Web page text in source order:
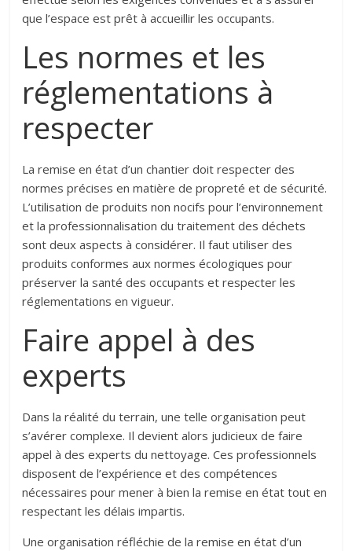
que l’espace est prêt à accueillir les occupants.
Les normes et les
réglementations à
respecter
La remise en état d’un chantier doit respecter des
normes précises en matière de propreté et de sécurité.
L’utilisation de produits non nocifs pour l’environnement
et la professionnalisation du traitement des déchets
sont deux aspects à considérer. Il faut utiliser des
produits conformes aux normes écologiques pour
préserver la santé des occupants et respecter les
réglementations en vigueur.
Faire appel à des
experts
Dans la réalité du terrain, une telle organisation peut
s’avérer complexe. Il devient alors judicieux de faire
appel à des experts du nettoyage. Ces professionnels
disposent de l’expérience et des compétences
nécessaires pour mener à bien la remise en état tout en
respectant les délais impartis.
Une organisation réfléchie de la remise en état d’un